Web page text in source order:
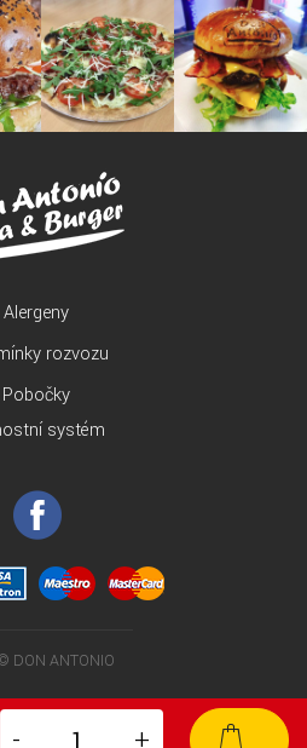
Alergeny
rozvozu
Pobočky
systém
DON ANTONIO